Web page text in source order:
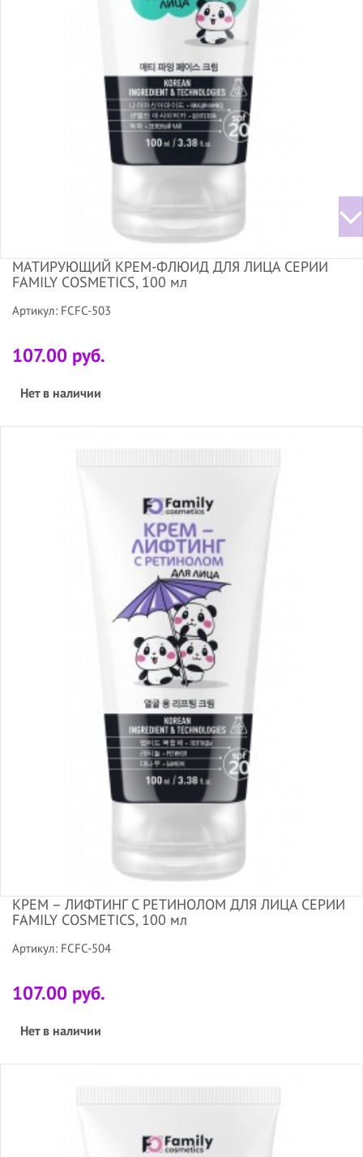
МАТИРУЮЩИЙ КРЕМ-ФЛЮИД ДЛЯ ЛИЦА СЕРИИ
FAMILY COSMETICS, 100 мл
Артикул: FCFC-503
107.00 руб.
Нет в наличии
КРЕМ – ЛИФТИНГ С РЕТИНОЛОМ ДЛЯ ЛИЦА СЕРИИ
FAMILY COSMETICS, 100 мл
Артикул: FCFC-504
107.00 руб.
Нет в наличии